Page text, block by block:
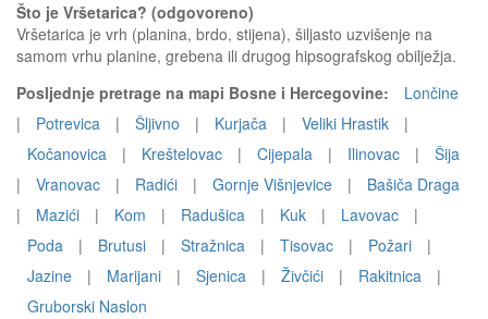
Što je Vršetarica? (odgovoreno)
Vršetarica je vrh (planina, brdo, stijena), šiljasto uzvišenje na
samom vrhu planine, grebena ili drugog hipsografskog obilježja.
Posljednje pretrage na mapi Bosne i Hercegovine:
Lončine
|
Potrevica | Šljivno | Kurjača | Veliki Hrastik
|
Kočanovica
| Kreštelovac | Cijepala | Ilinovac |
Šija
|
Vranovac | Radići | Gornje Višnjevice |
Bašiča Draga
|
Mazići | Kom | Radušica | Kuk | Lavovac
|
Poda
| Brutusi | Stražnica | Tisovac | Požari
|
Jazine
| Marijani | Sjenica | Živčići | Rakitnica
|
Gruborski Naslon